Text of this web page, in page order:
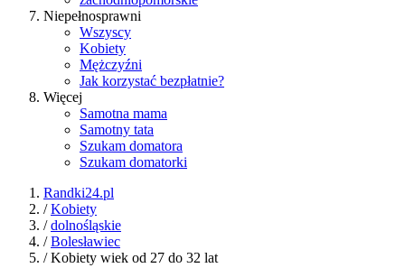
Niepełnosprawni
Wszyscy
Kobiety
Mężczyźni
Jak korzystać bezpłatnie?
Więcej
Samotna mama
Samotny tata
Szukam domatora
Szukam domatorki
Randki24.pl
/Kobiety
/dolnośląskie
/Bolesławiec
/ Kobiety wiek od 27 do 32 lat